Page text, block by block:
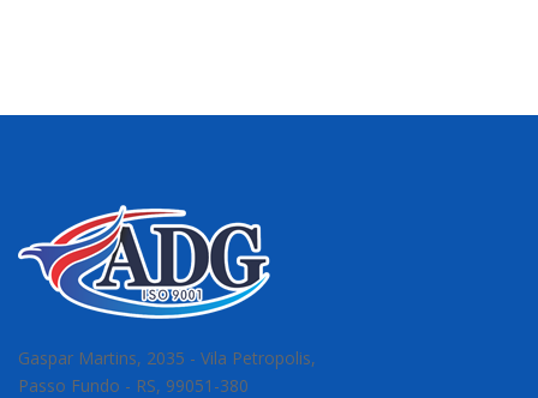
Gaspar Martins, 2035 - Vila Petropolis,
Passo Fundo - RS, 99051-380